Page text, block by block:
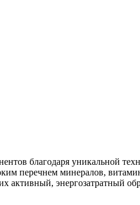
благодаря уникальной
перечнем минералов,
активный, энергозатратный